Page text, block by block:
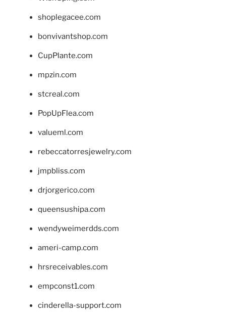
shoplegacee.com
bonvivantshop.com
CupPlante.com
mpzin.com
stcreal.com
PopUpFlea.com
valueml.com
rebeccatorresjewelry.com
jmpbliss.com
drjorgerico.com
queensushipa.com
wendyweimerdds.com
ameri-camp.com
hrsreceivables.com
empconst1.com
cinderella-support.com